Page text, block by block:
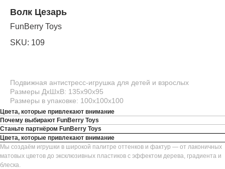
Волк Цезарь
FunBerry Toys
SKU: 109
Подвижная антистресс-игрушка для детей и взрослых
Размеры ДхШхВ: 135х90х95
Размеры в упаковке: 100х100х100
Цвета, которые привлекают внимание
Почему выбирают FunBerry Toys
Станьте партнёром FunBerry Toys
Цвета, которые привлекают внимание
Мы создаём игрушки в широкой палитре оттенков и фактур — от лаконичных
матовых цветов до эксклюзивных пластиков с эффектом дерева, градиента и
блеска.